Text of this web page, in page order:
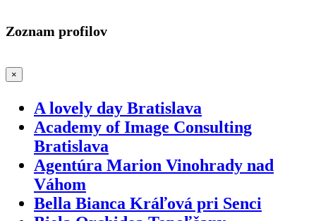
Zoznam profilov
×
A lovely day Bratislava
Academy of Image Consulting
Bratislava
Agentúra Marion Vinohrady nad
Váhom
Bella Bianca Kráľová pri Senci